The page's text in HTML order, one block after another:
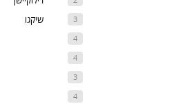
שיקגו
3
4
4
3
4